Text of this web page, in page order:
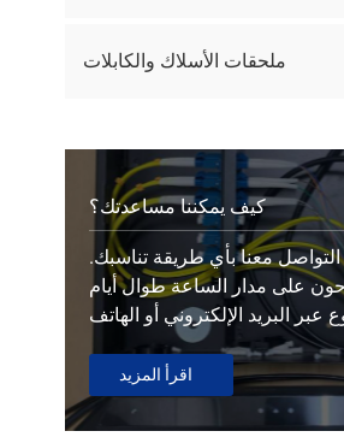
ملحقات الأسلاك والكابلات
كيف يمكننا مساعدتك؟
معنا بأي طريقة تناسبك.
على مدار الساعة طوال أيام